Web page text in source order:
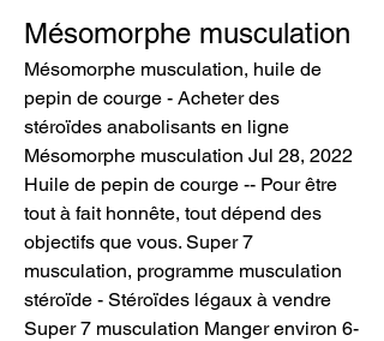
Mésomorphe musculation
Mésomorphe musculation, huile de
pepin de courge - Acheter des
stéroïdes anabolisants en ligne
Mésomorphe musculation Jul 28, 2022
Huile de pepin de courge -- Pour être
tout à fait honnête, tout dépend des
objectifs que vous. Super 7
musculation, programme musculation
stéroïde - Stéroïdes légaux à vendre
Super 7 musculation Manger environ 6-